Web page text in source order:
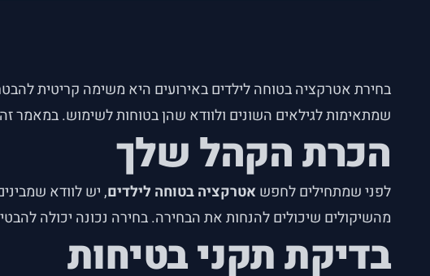
בחירת אטרקציה בטוחה לילדים באירועים היא משימה קריטית
שמתאימות לגילאים השונים ולוודא שהן בטוחות לשימוש. במאמר
הכרת הקהל שלך
לפני שמתחילים לחפשאטרקציה בטוחה לילדים, יש לוודא
מהשיקולים שיכולים להנחות את הבחירה. בחירה נכונה יכולה
בדיקת תקני בטיחות